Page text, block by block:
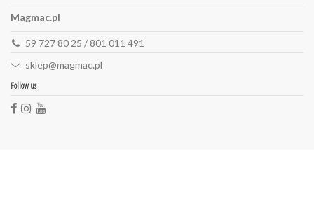
Magmac.pl
59 727 80 25 / 801 011 491
sklep@magmac.pl
Follow us